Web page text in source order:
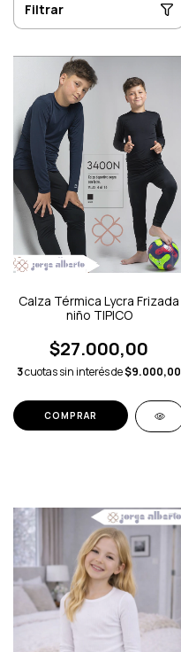
Filtrar
Calza Térmica Lycra Frizada
niño TIPICO
$27.000,00
3cuotas sin interés de$9.000,00
COMPRAR